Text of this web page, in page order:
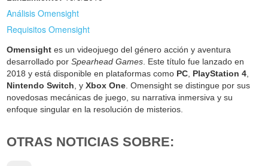
Análisis Omensight
Requisitos Omensight
Omensight es un videojuego del género acción y aventura
desarrollado porSpearhead Games . Este título fue lanzado en
2018 y está disponible en plataformas como PC PlayStation 4
Nintendo Switch , yXbox One . Omensight se distingue por sus
novedosas mecánicas de juego, su narrativa inmersiva y su
enfoque singular en la resolución de misterios.
OTRAS NOTICIAS SOBRE: